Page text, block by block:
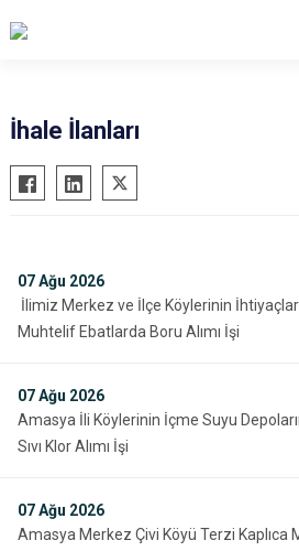
İhale İlanları
07Ağu 2026
İlimiz Merkez ve İlçe Köylerinin
Muhtelif Ebatlarda Boru Alımı İşi
07Ağu 2026
Amasya İli Köylerinin İçme Suyu
Sıvı Klor Alımı İşi
07Ağu 2026
Amasya Merkez Çivi Köyü Terzi Kaplıca